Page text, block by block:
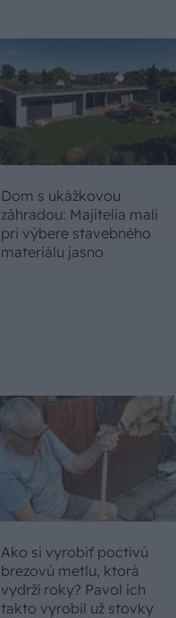
Dom s ukážkovou
záhradou: Majitelia mali
pri výbere stavebného
materiálu jasno
Ako si vyrobiť poctivú
brezovú metlu, ktorá
vydrží roky? Pavol ich
takto vyrobil už stovky